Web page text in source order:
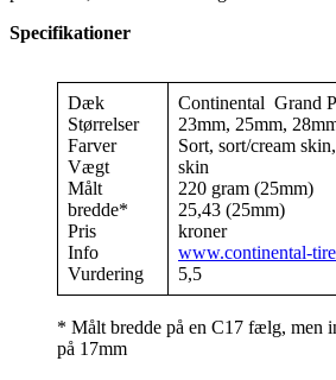
Specifikationer
Dæk
Størrelser
Farver
Vægt
Målt
bredde*
Pris
Info
Vurdering
Continental Grand
23mm, 25mm,
Sort, sort/cream
skin
220 gram (25mm)
25,43 (25mm)
kroner
www.continental-
5,5
* Målt bredde på en C17 fælg, men
på 17mm